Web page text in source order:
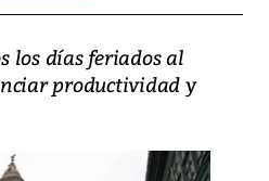
los días feriados al
productividad y